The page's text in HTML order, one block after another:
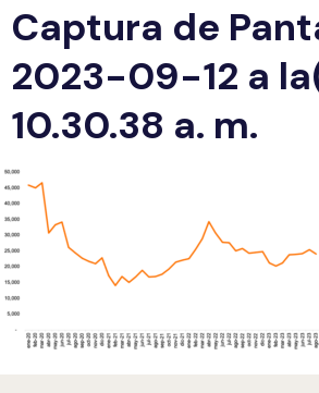
Captura de
2023-09-12 a
10.30.38 a. m.